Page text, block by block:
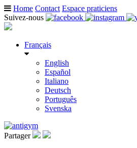
Home Contact Espace praticiens
Suivez-nous
Français
English
Español
Italiano
Deutsch
Português
Svenska
Partager